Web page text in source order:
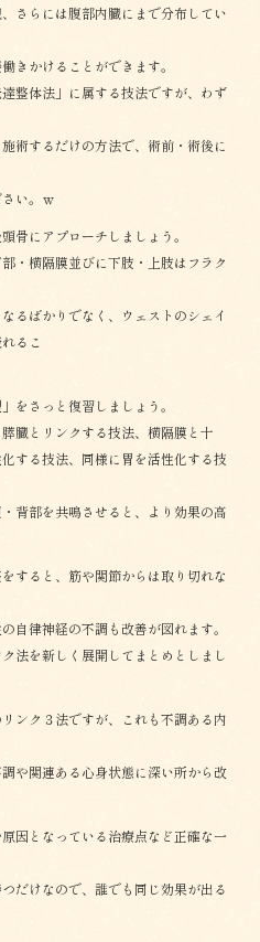
さらには腹部内臓にまで分布してい
きかけることができます。
整体法」に属する技法ですが、わず
術するだけの方法で、術前・術後に
い。ｗ
骨にアプローチしましょう。
・横隔膜並びに下肢・上肢はフラク
るばかりでなく、ウェストのシェイ
るこ
をさっと復習しましょう。
臓とリンクする技法、横隔膜と十
する技法、同様に胃を活性化する技
背部を共鳴させると、より効果の高
すると、筋や関節からは取り切れな
自律神経の不調も改善が図れます。
法を新しく展開してまとめとしまし
ンク３法ですが、これも不調ある内
や関連ある心身状態に深い所から改
因となっている治療点など正確な一
だけなので、誰でも同じ効果が出る